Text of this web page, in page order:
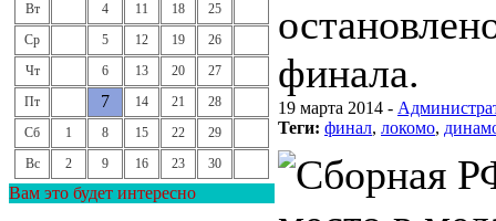
Вт
4 11 18
25
Ср
5 12 19
26
Чт
6 13 20
27
Пт
7 14 21
28
Сб
1 8 15 22
29
Вс
2 9 16 23 30
Вам это будет интересно
финала.
19 марта 2014 -
Теги: финал, локомо,